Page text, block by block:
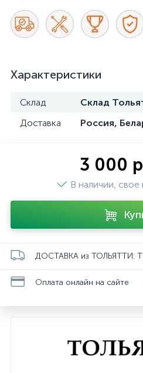
Характеристики
Склад
Склад
Доставка
Россия,
3 000
В наличии, свое
ДОСТАВКА из ТОЛЬЯТТИ:
Оплата онлайн на сайте